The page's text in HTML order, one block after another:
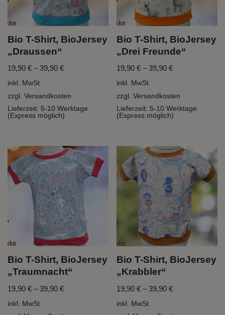
Bio T-Shirt, BioJersey
„Draussen“
19,90 € –39,90 €
inkl. MwSt.
zzgl. Versandkosten
Lieferzeit: 5-10 Werktage
(Express möglich)
Bio T-Shirt, BioJersey
„Drei Freunde“
19,90€ –39,90€
inkl. MwSt.
zzgl.Versandkosten
Lieferzeit: 5-10 Werktage
(Express möglich)
Bio T-Shirt, BioJersey
„Traumnacht“
19,90 € –39,90 €
inkl. MwSt.
Bio T-Shirt, BioJersey
„Krabbler“
19,90€ –39,90€
inkl. MwSt.